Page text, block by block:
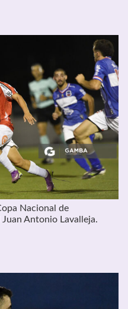
Nacional de
Antonio Lavalleja.